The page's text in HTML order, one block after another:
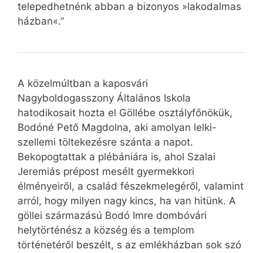
telepedhetnénk abban a bizonyos »lakodalmas
házban«.”
A közelmúltban a kaposvári
Nagyboldogasszony Általános Iskola
hatodikosait hozta el Göllébe osztályfőnökük,
Bodóné Pető Magdolna, aki amolyan lelki-
szellemi töltekezésre szánta a napot.
Bekopogtattak a plébániára is, ahol Szalai
Jeremiás prépost mesélt gyermekkori
élményeiről, a család fészekmelegéről, valamint
arról, hogy milyen nagy kincs, ha van hitünk. A
göllei származású Bodó Imre dombóvári
helytörténész a község és a templom
történetéről beszélt, s az emlékházban sok szó